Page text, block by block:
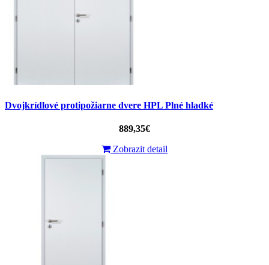
Dvojkrídlové protipožiarne dvere HPL Plné hladké
889,35€
Zobrazit detail